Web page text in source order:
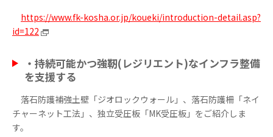
https://www.fk-kosha.or.jp/koueki/introduction-detail.asp?
id=122
・ 持続可能かつ強靭(レジリエント)なインフラ整備
を支援する
落石防護補強土壁「ジオロックウォール」、落石防護柵「ネイ
チャーネット工法」、独立受圧板「MK受圧板」をご紹介しま
す。